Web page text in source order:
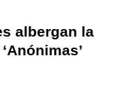
albergan la